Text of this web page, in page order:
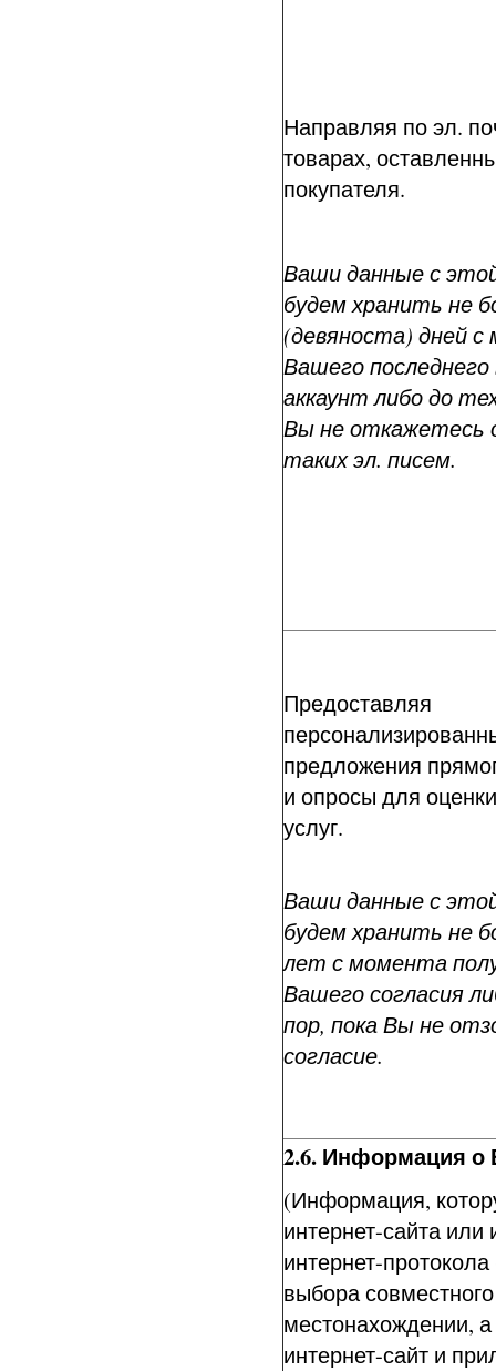
Направляя по эл.
товарах,
покупателя.
Ваши данные с
будем хранить не
(девяноста) дней
Вашего последнего
аккаунт либо до
Вы не откажетесь
таких эл. писем.
Предоставляя
предложения
и опросы для
услуг.
Ваши данные с
будем хранить не
лет с момента
Вашего согласия
пор, пока Вы не
согласие.
2.6. Информация о
(Информация,
интернет-сайта
интернет-
выбора
местонахождении,
интернет-сайт и